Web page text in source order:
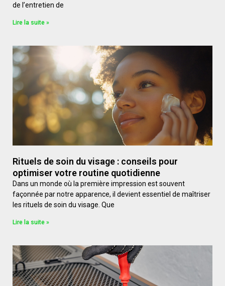
de l’entretien de
Lire la suite »
Rituels de soin du visage : conseils pour
optimiser votre routine quotidienne
Dans un monde où la première impression est souvent
façonnée par notre apparence, il devient essentiel de maîtriser
les rituels de soin du visage. Que
Lire la suite »